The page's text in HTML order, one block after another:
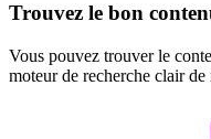
Trouvez le bon
Vous pouvez trouver le
moteur de recherche clair de